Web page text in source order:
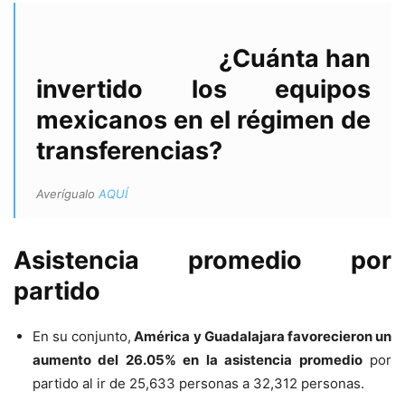
¿Cuánta han
invertido los equipos
mexicanos en el régimen de
transferencias?
Averígualo AQUÍ
Asistencia promedio por
partido
En su conjunto, América y Guadalajara favorecieron un
aumento del 26.05% en la asistencia promediopor
partido al ir de 25,633 personas a 32,312 personas.